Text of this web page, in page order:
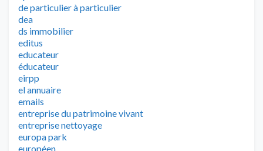
de particulier à particulier
dea
ds immobilier
editus
educateur
éducateur
eirpp
el annuaire
emails
entreprise du patrimoine vivant
entreprise nettoyage
europa park
européen